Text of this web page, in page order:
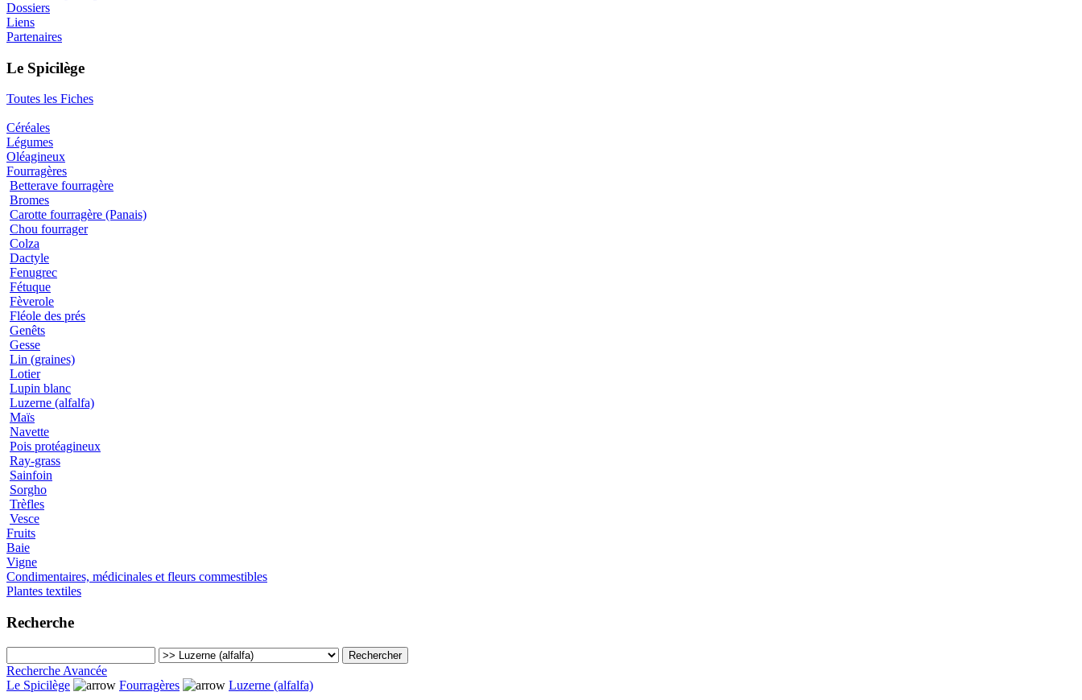
Dossiers
Liens
Partenaires
Le Spicilège
Toutes les Fiches
Céréales
Légumes
Oléagineux
Fourragères
Betterave fourragère
Bromes
Carotte fourragère (Panais)
Chou fourrager
Colza
Dactyle
Fenugrec
Fétuque
Fèverole
Fléole des prés
Genêts
Gesse
Lin (graines)
Lotier
Lupin blanc
Luzerne (alfalfa)
Maïs
Navette
Pois protéagineux
Ray-grass
Sainfoin
Sorgho
Trèfles
Vesce
Fruits
Baie
Vigne
Condimentaires, médicinales et fleurs commestibles
Plantes textiles
Recherche
Recherche Avancée
Le Spicilège
Fourragères Luzerne (alfalfa)